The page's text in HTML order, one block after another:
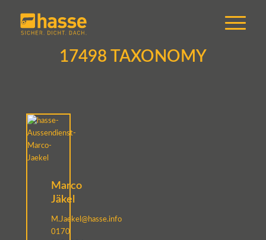
17498 TAXONOMY
Marco
Jäkel
M.Jaekel@hasse.info
0170